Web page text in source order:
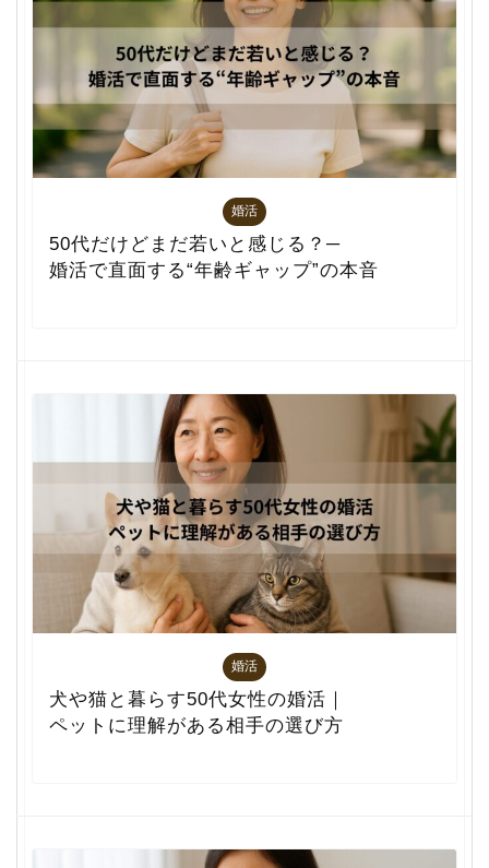
婚活
50代だけどまだ若いと感じる？─
婚活で直面する“年齢ギャップ”の本音
婚活
犬や猫と暮らす50代女性の婚活｜
ペットに理解がある相手の選び方